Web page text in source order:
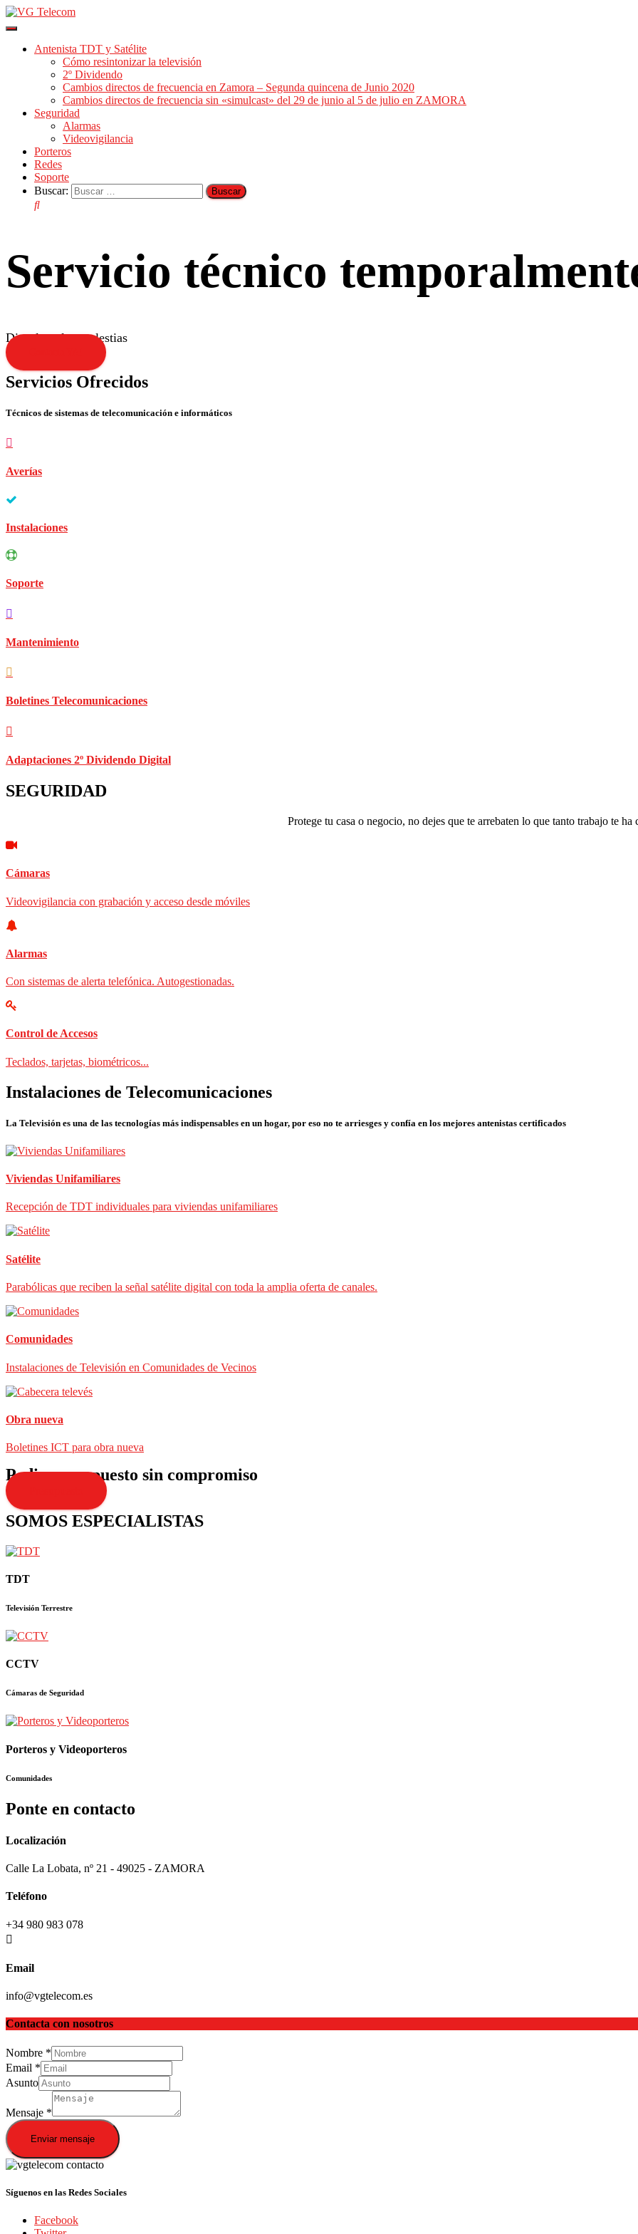
Cambiar
navegación
Antenista TDT y Satélite
Cómo resintonizar la televisión
2º Dividendo
Cambios directos de frecuencia en Zamora – Segunda quincena de Junio 2020
Cambios directos de frecuencia sin «simulcast» del 29 de junio al 5 de julio en ZAMORA
Seguridad
Alarmas
Videovigilancia
Porteros
Redes
Soporte
Buscar:
Servicio técnico
Disculpen las molestias
Servicios Ofrecidos
Técnicos de sistemas de telecomunicación e informáticos
Averías
Instalaciones
Soporte
Mantenimiento
Boletines Telecomunicaciones
Adaptaciones 2º Dividendo Digital
SEGURIDAD
Protege tu casa o negocio, no dejes que te arrebaten lo que tanto trabajo te ha
Cámaras
Videovigilancia con grabación y acceso desde móviles
Alarmas
Con sistemas de alerta telefónica. Autogestionadas.
Control de Accesos
Teclados, tarjetas, biométricos...
Instalaciones de Telecomunicaciones
La Televisión es una de las tecnologías más indispensables en un hogar, por eso no te arriesges y confía en los mejores antenistas certificados
Viviendas Unifamiliares
Recepción de TDT individuales para viviendas unifamiliares
Satélite
Parabólicas que reciben la señal satélite digital con toda la amplia oferta de canales.
Comunidades
Instalaciones de Televisión en Comunidades de Vecinos
Obra nueva
Boletines ICT para obra nueva
Pedir presupuesto sin compromiso
SOMOS ESPECIALISTAS
TDT
Televisión Terrestre
CCTV
Cámaras de Seguridad
Porteros y Videoporteros
Comunidades
Ponte en contacto
Localización
Calle La Lobata, nº 21 - 49025 - ZAMORA
Teléfono
+34 980 983 078
Email
info@vgtelecom.es
Contacta con nosotros
Nombre *
Email *
Asunto
Mensaje *
Enviar mensaje
Síguenos en las Redes Sociales
Facebook